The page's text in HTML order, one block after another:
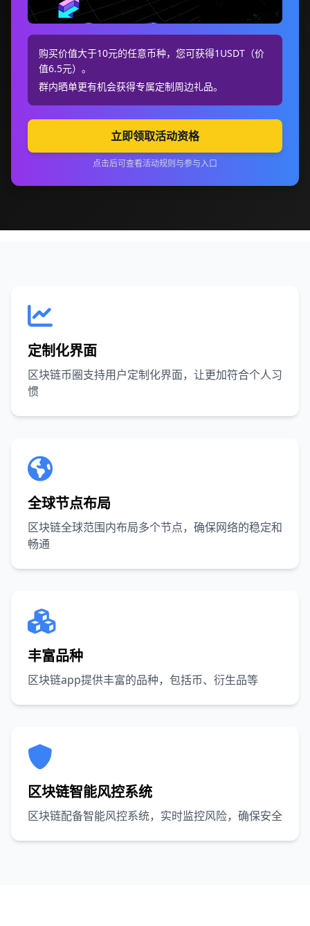
购买价值大于10元的任意币种，您可获得1USDT（价
值6.5元）。
群内晒单更有机会获得专属定制周边礼品。
立即领取活动资格
点击后可查看活动规则与参与入口
定制化界面
区块链币圈支持用户定制化界面，让更加符合个人习
惯
全球节点布局
区块链全球范围内布局多个节点，确保网络的稳定和
畅通
丰富品种
区块链app提供丰富的品种，包括币、衍生品等
区块链智能风控系统
区块链配备智能风控系统，实时监控风险，确保安全